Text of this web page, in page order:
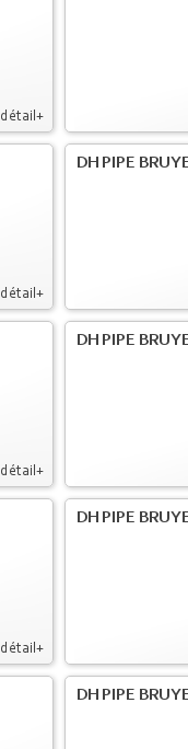
détail+
détail+
DH PIPE
détail+
DH PIPE
détail+
DH PIPE
DH PIPE